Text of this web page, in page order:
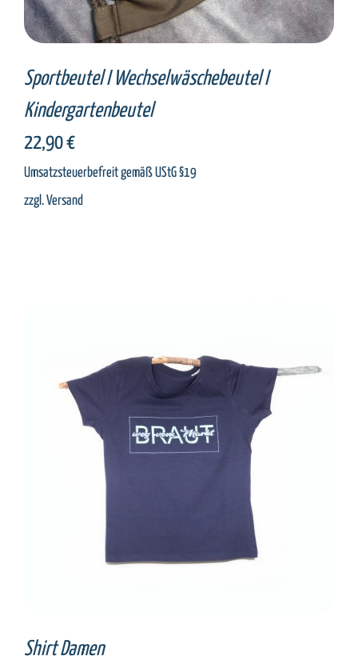
Sportbeutel I Wechselwäschebeutel I
Kindergartenbeutel
22,90€
Umsatzsteuerbefreit gemäß UStG §19
zzgl.Versand
Shirt Damen